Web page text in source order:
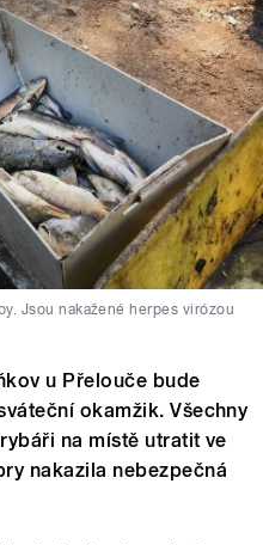
Jsou nakažené herpes virózou
u Přelouče bude
okamžik. Všechny
na místě utratit ve
nakazila nebezpečná